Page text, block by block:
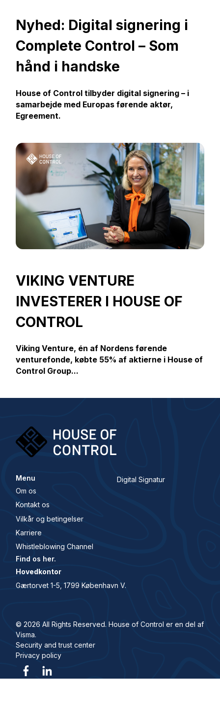
Nyhed: Digital signering i
Complete Control – Som
hånd i handske
House of Control tilbyder digital signering – i
samarbejde med Europas førende aktør,
Egreement.
VIKING VENTURE
INVESTERER I HOUSE OF
CONTROL
Viking Venture, én af Nordens førende
venturefonde, købte 55% af aktierne i House of
Control Group...
Menu
Om os
Kontakt os
Vilkår og betingelser
Karriere
Whistleblowing Channel
Digital Signatur
Find os her.
Hovedkontor
Gærtorvet 1-5, 1799 København V.
© 2026 All Rights Reserved. House of Control er en del af
Visma.
Security and trust center
Privacy policy